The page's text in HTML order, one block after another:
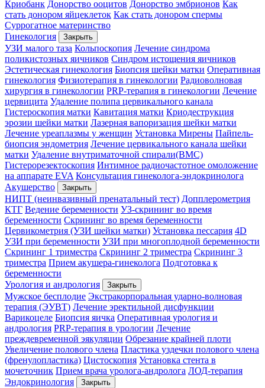
Криобанк Донорство ооцитов Донорство эмбрионов Как
стать донором яйцеклеток Как стать донором спермы
Суррогатное материнство
Гинекология
Закрыть
УЗИ малого таза Кольпоскопия Лечение синдрома
поликистозных яичников Синдром истощения яичников
Эстетическая гинекология Биопсия шейки матки Оперативная
гинекология Физиотерапия в гинекологии Радиоволновая
хирургия в гинекологии PRP-терапия в гинекологии Лечение
цервицита Удаление полипа цервикального канала
Гистероскопия матки Кавитация матки Криодеструкция
эрозии шейки матки Лазерная вапоризация шейки матки
Лечение уреаплазмы у женщин Установка Мирены Пайпель-
биопсия эндометрия Лечение цервикального канала шейки
матки Удаление внутриматочной спирали(ВМС)
Гистерорезектоскопия Интимное радиочастотное омоложение
на аппарате EVA Консультация гинеколога-эндокринолога
Акушерство
Закрыть
НИПТ (неинвазивный пренатальный тест) Допплерометрия
КТГ Ведение беременности УЗ-скрининг во время
беременности Скрининг во время беременности
Цервикометрия (УЗИ шейки матки) Установка пессария 4D
УЗИ при беременности УЗИ при многоплодной беременности
Скрининг 1 триместра Скрининг 2 триместра Скрининг 3
триместра Прием акушера-гинеколога Подготовка к
беременности
Урология и андрология
Закрыть
Мужское бесплодие Экстракорпоральная ударно-волновая
терапия (ЭУВТ) Лечение эректильной дисфункции
Варикоцеле Биопсия яичка Оперативная урология и
андрология PRP-терапия в урологии Лечение
преждевременной эякуляции Обрезание крайней плоти
Увеличение полового члена Пластика уздечки полового члена
(френулопластика) Цистоскопия Установка стента в
мочеточник Прием врача уролога-андролога ЛОД-терапия
Эндокринология
Закрыть